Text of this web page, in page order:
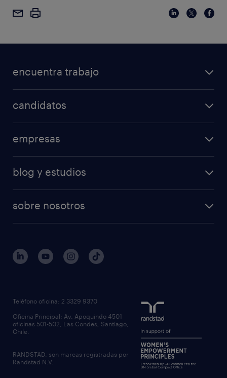
encuentra trabajo
candidatos
empresas
blog y estudios
sobre nosotros
Teléfono oficina: 2 3329 9370
Oficina Principal: Av. Apoquindo 4501
oficinas 501-502, Las Condes, Santiago,
Chile.
RANDSTAD, son marcas registradas por
Randstad N.V.